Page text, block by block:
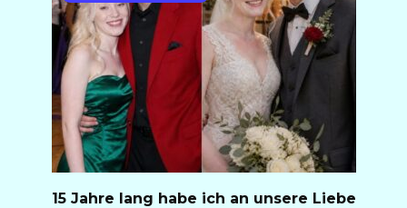
15 Jahre lang habe ich an unsere Liebe